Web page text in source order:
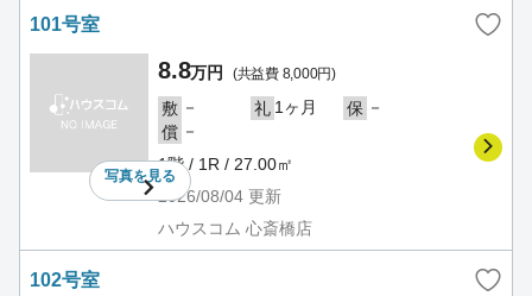
101号室
写真を見る
8.8万円 (共益費 8,000円)
敷 － 礼 1ヶ月 保 －
償 －
1階 / 1R / 27.00㎡
2026/08/04 更新
ハウスコム 心斎橋店
102号室